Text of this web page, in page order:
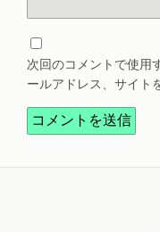
次回のコメントで使用
ールアドレス、サイト